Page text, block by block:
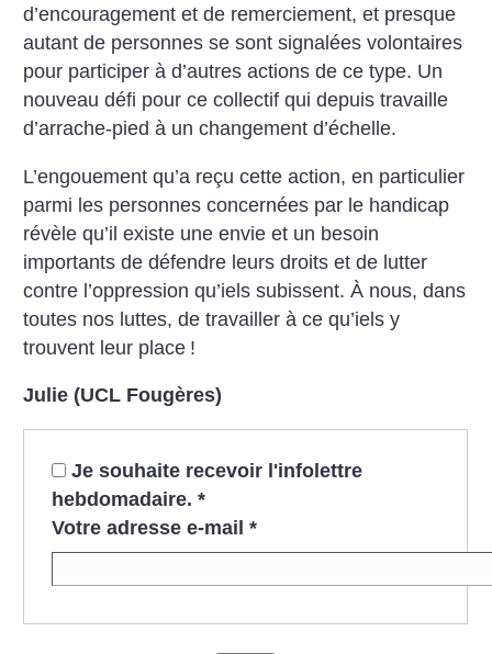
d’encouragement et de remerciement, et presque
autant de personnes se sont signalées volontaires
pour participer à d’autres actions de ce type. Un
nouveau défi pour ce collectif qui depuis travaille
d’arrache-pied à un changement d’échelle.
L’engouement qu’a reçu cette action, en particulier
parmi les personnes concernées par le handicap
révèle qu’il existe une envie et un besoin
importants de défendre leurs droits et de lutter
contre l’oppression qu’iels subissent. À nous, dans
toutes nos luttes, de travailler à ce qu’iels y
trouvent leur place !
Julie (UCL Fougères)
Je souhaite recevoir l'infolettre
hebdomadaire. *
Votre adresse e-mail *